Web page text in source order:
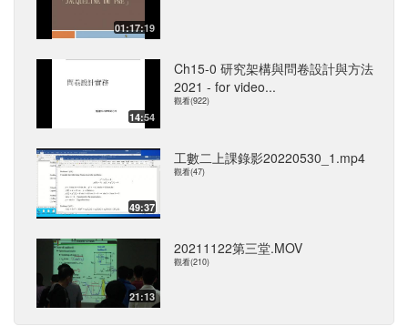
01:17:19
14:54
Ch15-0 研究架構與問卷設計與方法
2021 - for video...
觀看(922)
49:37
工數二上課錄影20220530_1.mp4
觀看(47)
21:13
20211122第三堂.MOV
觀看(210)